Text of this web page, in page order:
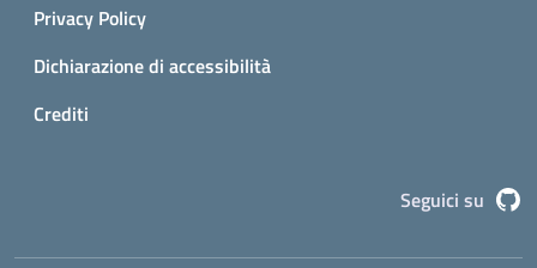
Privacy Policy
Dichiarazione di accessibilità
Crediti
Seguici su